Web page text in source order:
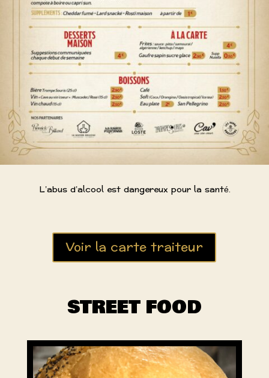
L’abus d’alcool est dangereux pour la santé.
Voir la carte traiteur
STREET FOOD